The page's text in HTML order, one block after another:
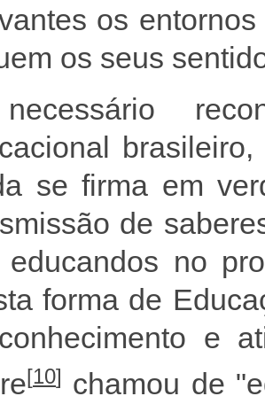
os
os seus
se firma em
de
educandos no
forma de
e
[10] chamou de